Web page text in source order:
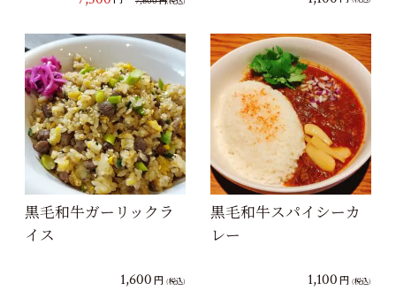
黒毛和牛ガーリックラ
イス
1,600 円 (税込)
黒毛和牛スパイシーカ
レー
1,100 円 (税込)